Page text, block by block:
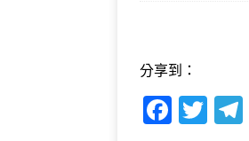
分享到：
F T